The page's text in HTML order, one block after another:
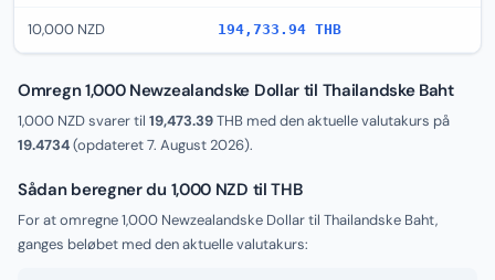
10,000 NZD 194,733.94 THB
Omregn 1,000 Newzealandske Dollar til Thailandske Baht
1,000 NZD svarer til 19,473.39THB med den aktuelle valutakurs på
19.4734(opdateret7. August 2026).
Sådan beregner du 1,000 NZD til THB
For at omregne 1,000 Newzealandske Dollar til Thailandske Baht,
ganges beløbet med den aktuelle valutakurs: